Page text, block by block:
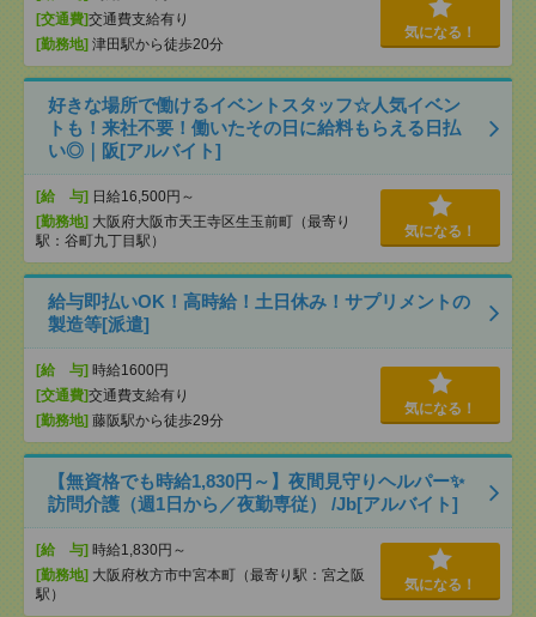
[交通費]交通費支給有り
[勤務地] 津田駅から徒歩20分
気になる！
好きな場所で働けるイベントスタッフ☆人気イベン
トも！来社不要！働いたその日に給料もらえる日払
い◎｜阪[アルバイト]
[給 与] 日給16,500円～
[勤務地] 大阪府大阪市天王寺区生玉前町（最寄り
駅：谷町九丁目駅）
気になる！
給与即払いOK！高時給！土日休み！サプリメントの
製造等[派遣]
[給 与] 時給1600円
[交通費]交通費支給有り
[勤務地] 藤阪駅から徒歩29分
気になる！
【無資格でも時給1,830円～】夜間見守りヘルパー✨
訪問介護（週1日から／夜勤専従） /Jb[アルバイト]
[給 与] 時給1,830円～
[勤務地] 大阪府枚方市中宮本町（最寄り駅：宮之阪
駅）
気になる！